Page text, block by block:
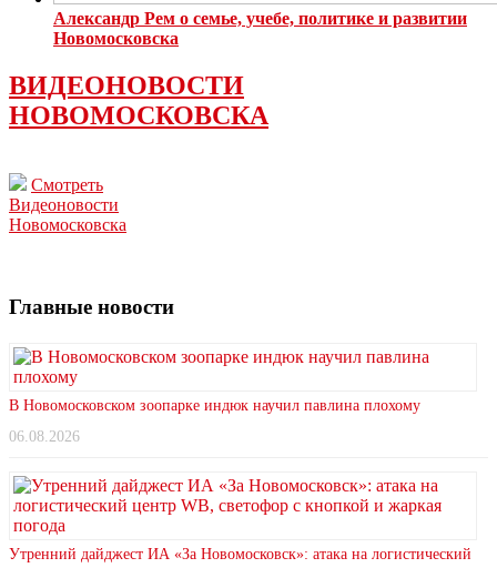
Александр Рем о семье, учебе, политике и развитии
Новомосковска
ВИДЕОНОВОСТИ
НОВОМОСКОВСКА
Смотреть
Видеоновости
Новомосковска
Главные новости
В Новомосковском зоопарке индюк научил павлина плохому
06.08.2026
Утренний дайджест ИА «За Новомосковск»: атака на логистический